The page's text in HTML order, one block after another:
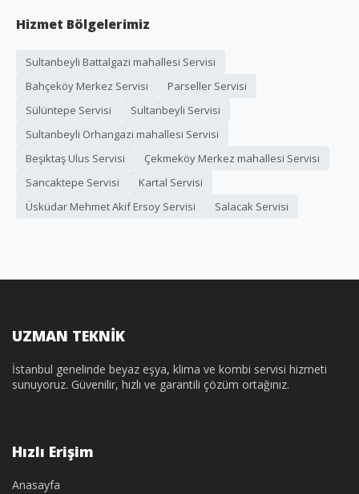
Hizmet Bölgelerimiz
Sultanbeyli Battalgazi mahallesi Servisi
Bahçeköy Merkez Servisi
Parseller Servisi
Sülüntepe Servisi
Sultanbeyli Servisi
Sultanbeyli Orhangazi mahallesi Servisi
Beşiktaş Ulus Servisi
Çekmeköy Merkez mahallesi Servisi
Sancaktepe Servisi
Kartal Servisi
Üsküdar Mehmet Akif Ersoy Servisi
Salacak Servisi
UZMAN TEKNİK
İstanbul genelinde beyaz eşya, klima ve kombi servisi hizmeti
sunuyoruz. Güvenilir, hızlı ve garantili çözüm ortağınız.
Hızlı Erişim
Anasayfa